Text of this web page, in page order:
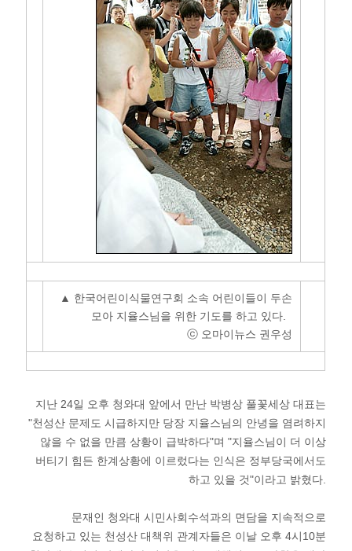
▲ 한국어린이식물연구회 소속 어린이들이 두손
모아 지율스님을 위한 기도를 하고 있다.
ⓒ 오마이뉴스 권우성
지난 24일 오후 청와대 앞에서 만난 박병상 풀꽃세상 대표는
"천성산 문제도 시급하지만 당장 지율스님의 안녕을 염려하지
않을 수 없을 만큼 상황이 급박하다"며 "지율스님이 더 이상
버티기 힘든 한계상황에 이르렀다는 인식은 정부당국에서도
하고 있을 것"이라고 밝혔다.
문재인 청와대 시민사회수석과의 면담을 지속적으로
요청하고 있는 천성산 대책위 관계자들은 이날 오후 4시10분